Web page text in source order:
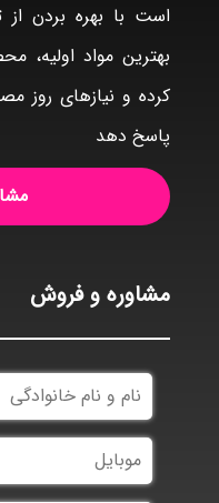
است با بهره بردن از
بهترین مواد اولیه،
کرده و نیازهای روز
پاسخ دهد
مشاوره و فروش
نام
و
نام
خانوادگی
موبایل